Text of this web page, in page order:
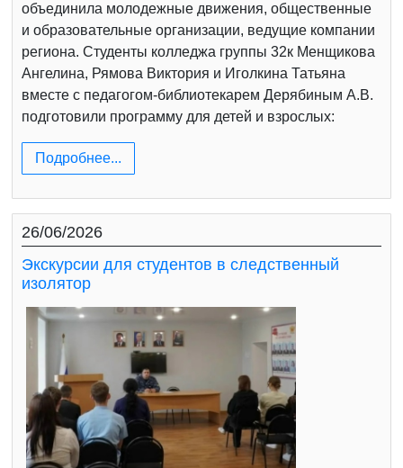
объединила молодежные движения, общественные
и образовательные организации, ведущие компании
региона. Студенты колледжа группы 32к Менщикова
Ангелина, Рямова Виктория и Иголкина Татьяна
вместе с педагогом-библиотекарем Дерябиным А.В.
подготовили программу для детей и взрослых:
Подробнее...
26/06/2026
Экскурсии для студентов в следственный
изолятор